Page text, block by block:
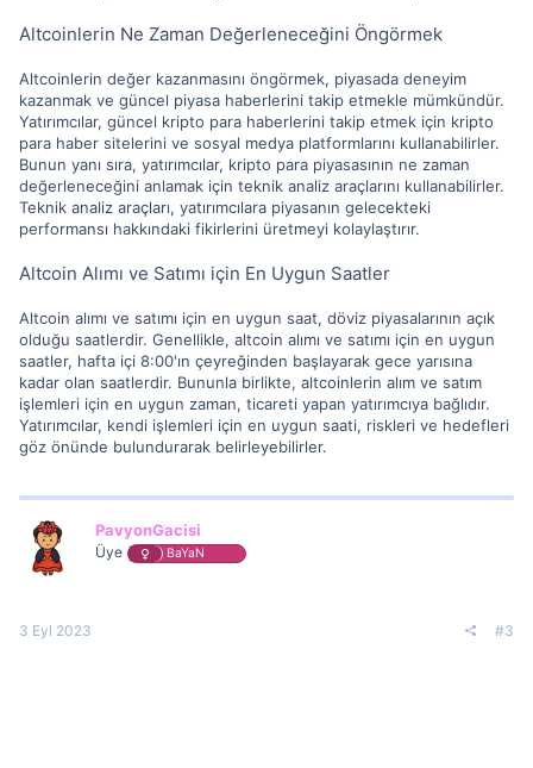
Altcoinlerin Ne Zaman Değerleneceğini Öngörmek
Altcoinlerin değer kazanmasını öngörmek, piyasada deneyim
kazanmak ve güncel piyasa haberlerini takip etmekle mümkündür.
Yatırımcılar, güncel kripto para haberlerini takip etmek için kripto
para haber sitelerini ve sosyal medya platformlarını kullanabilirler.
Bunun yanı sıra, yatırımcılar, kripto para piyasasının ne zaman
değerleneceğini anlamak için teknik analiz araçlarını kullanabilirler.
Teknik analiz araçları, yatırımcılara piyasanın gelecekteki
performansı hakkındaki fikirlerini üretmeyi kolaylaştırır.
Altcoin Alımı ve Satımı için En Uygun Saatler
Altcoin alımı ve satımı için en uygun saat, döviz piyasalarının açık
olduğu saatlerdir. Genellikle, altcoin alımı ve satımı için en uygun
saatler, hafta içi 8:00'ın çeyreğinden başlayarak gece yarısına
kadar olan saatlerdir. Bununla birlikte, altcoinlerin alım ve satım
işlemleri için en uygun zaman, ticareti yapan yatırımcıya bağlıdır.
Yatırımcılar, kendi işlemleri için en uygun saati, riskleri ve hedefleri
göz önünde bulundurarak belirleyebilirler.
PavyonGacisi
Üye BaYaN
3 Eyl 2023 #3